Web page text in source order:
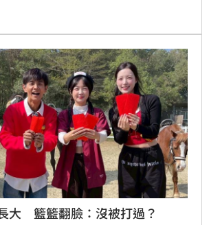
城堡和大家一起留下更多美好時刻！
大 籃籃翻臉：沒被打過？